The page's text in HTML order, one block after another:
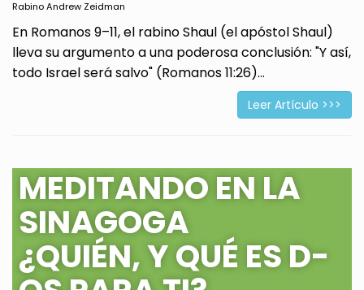
Rabino Andrew Zeidman
En Romanos 9–11, el rabino Shaul (el apóstol Shaul)
lleva su argumento a una poderosa conclusión: "Y así,
todo Israel será salvo" (Romanos 11:26)...
Leer Artículo >>>
MEDITANDO EN LA
SINAGOGA
¿QUIÉN, Y QUÉ ES D-